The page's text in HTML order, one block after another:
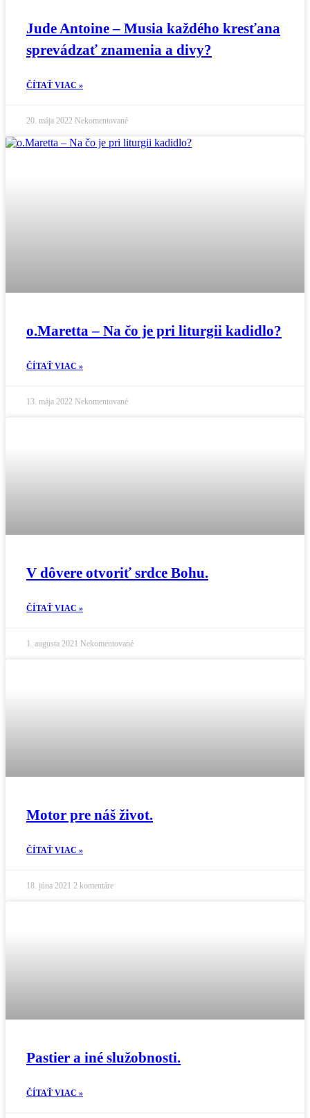
Jude Antoine – Musia každého kresťana
sprevádzať znamenia a divy?
ČÍTAŤ VIAC »
20. mája 2022 Nekomentované
o.Maretta – Na čo je pri liturgii kadidlo?
ČÍTAŤ VIAC »
13. mája 2022 Nekomentované
V dôvere otvoriť srdce Bohu.
ČÍTAŤ VIAC »
1. augusta 2021 Nekomentované
Motor pre náš život.
ČÍTAŤ VIAC »
18. júna 2021 2 komentáre
Pastier a iné služobnosti.
ČÍTAŤ VIAC »